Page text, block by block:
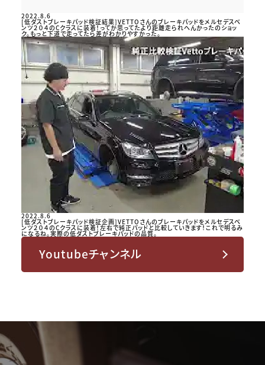
2022.8.6
[低ダストブレーキパッド検証結果]VETTOさんのブレーキパッドをメルセデスベ
ンツ２０４のCクラスに装着！ってか思ってたより距離走られへんかったのショッ
ク。もっと下道で走ってたら差がわかりやすかった。
2022.8.6
[低ダストブレーキパッド検証企画]VETTOさんのブレーキパッドをメルセデスベ
ンツ２０４のCクラスに装着！左右で純正パッドと比較していきます！これで明るみ
になるね。実際の低ダストブレーキパッドの品質。
Youtubeチャンネル